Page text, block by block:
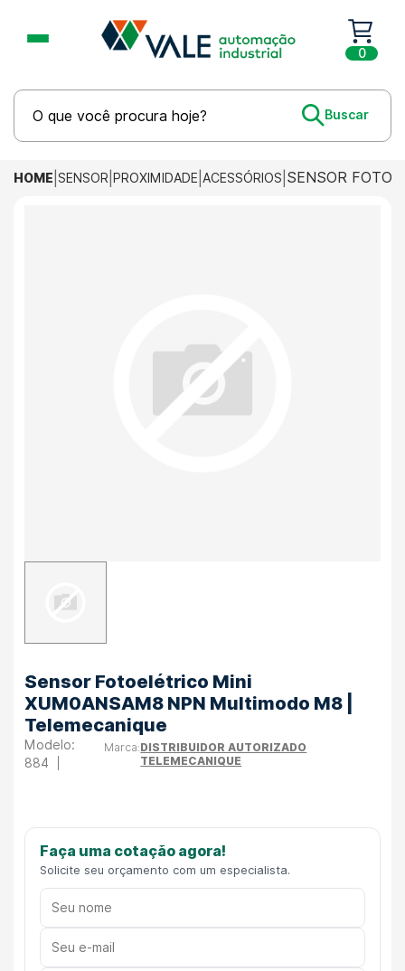
0
HOME SENSOR PROXIMIDADE ACESSÓRIOS SENSOR
Sensor Fotoelétrico Mini
XUM0ANSAM8 NPN Multimodo M8 |
Telemecanique
884
DISTRIBUIDOR AUTORIZADO
TELEMECANIQUE
Faça uma cotação agora!
Solicite seu orçamento com um especialista.